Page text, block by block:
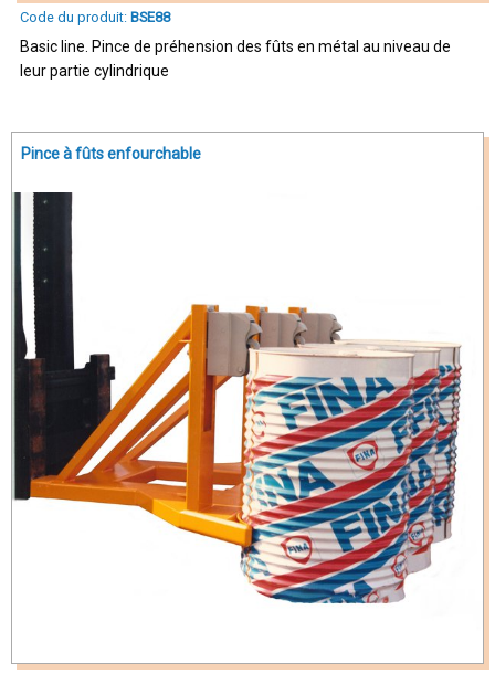
Code du produit: BSE88
Basic line. Pince de préhension des fûts en métal au niveau de
leur partie cylindrique
Pince à fûts enfourchable